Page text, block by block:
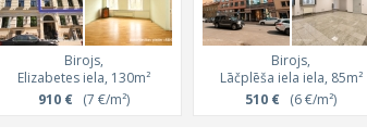
Birojs,
Elizabetes iela, 130m²
910 € (7 €/m²)
Birojs,
Lāčplēša iela iela, 85m²
510 € (6 €/m²)